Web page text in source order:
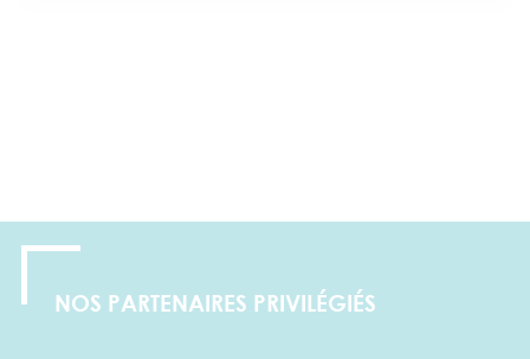
NOS PARTENAIRES PRIVILÉGIÉS